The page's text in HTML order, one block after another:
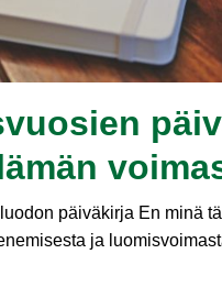
päiväkirja En minä
ja